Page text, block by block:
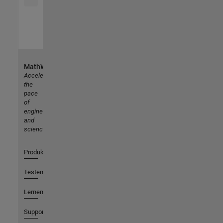
MathWorks
Accelerating
the
pace
of
engineering
and
science
Produkte
Testen oder Kaufen
Lernen
Support